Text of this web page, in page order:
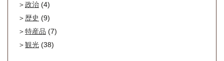
政治 (4)
歴史 (9)
特産品 (7)
観光 (38)